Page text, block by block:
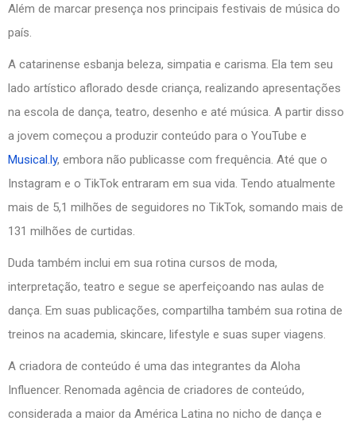
Além de marcar presença nos principais festivais de música do
país.
A catarinense esbanja beleza, simpatia e carisma. Ela tem seu
lado artístico aflorado desde criança, realizando apresentações
na escola de dança, teatro, desenho e até música. A partir disso
a jovem começou a produzir conteúdo para o YouTube e
Musical.ly, embora não publicasse com frequência. Até que o
Instagram e o TikTok entraram em sua vida. Tendo atualmente
mais de 5,1 milhões de seguidores no TikTok, somando mais de
131 milhões de curtidas.
Duda também inclui em sua rotina cursos de moda,
interpretação, teatro e segue se aperfeiçoando nas aulas de
dança. Em suas publicações, compartilha também sua rotina de
treinos na academia, skincare, lifestyle e suas super viagens.
A criadora de conteúdo é uma das integrantes da Aloha
Influencer. Renomada agência de criadores de conteúdo,
considerada a maior da América Latina no nicho de dança e